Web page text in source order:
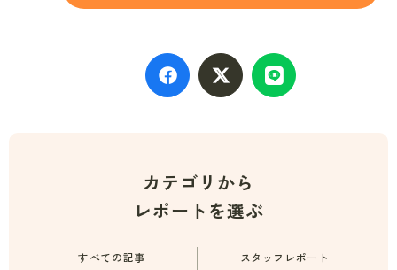
カテゴリから
レポートを選ぶ
すべての記事
スタッフレポート